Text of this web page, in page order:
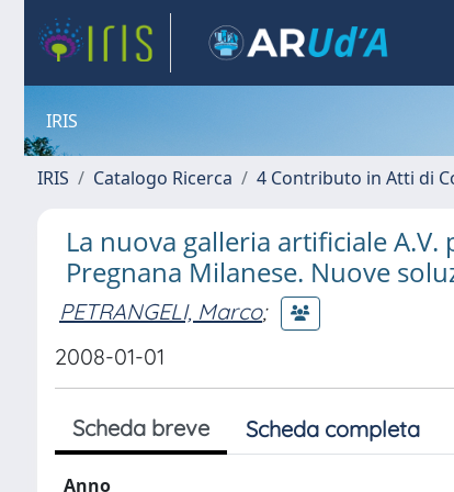
IRIS
IRIS Catalogo Ricerca 4 Contributo in Atti di
La nuova galleria artificiale
Pregnana Milanese. Nuove
PETRANGELI, Marco;
2008-01-01
Scheda breve Scheda completa
Anno